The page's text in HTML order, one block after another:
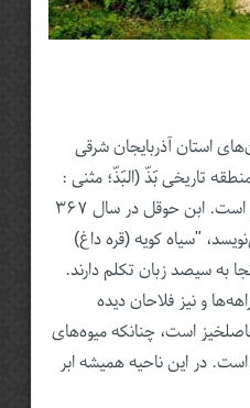
استان آذربایجان شرقی
تاریخی بَذّ (البَذّ؛ مثنی :
بذّین /البذین ) ـ نیز بَد ـ منطبق است. ابن حوقل در سال ۳۶۷
"سیاه کویه (قره داغ)
به سیصد زبان تکلم دارند.
و نیز فلاحان دیده
است، چنانکه میوه‌های
در این ناحیه همیشه ابر